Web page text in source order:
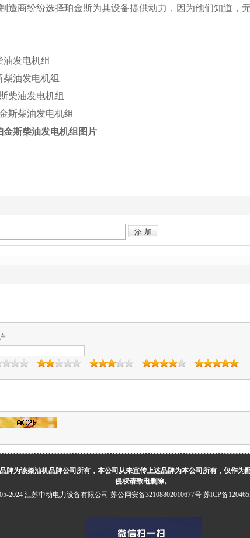
造商纷纷选择珀金斯为其设备提供动力，因为他们知道，
油发电机组
柴油发电机组
柴油发电机组
斯柴油发电机组
金斯柴油发电机组图片
牌为该柴油机品牌公司所有，本公司从未宣传上述品牌为本公司所有，仅作
侵权请致电删除。
2024 江苏中动电力设备有限公司 苏公网安备32108802010677号 苏ICP备